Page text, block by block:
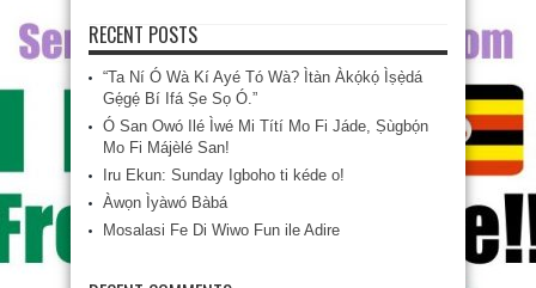
RECENT POSTS
“Ta Ní Ó Wà Kí Ayé Tó Wà? Ìtàn Àkọ́kọ́ Ìṣẹ̀dá
Gẹ́gẹ́ Bí Ifá Ṣe Sọ Ó.”
Ó San Owó Ilé Ìwé Mi Títí Mo Fi Jáde, Ṣùgbọ́n
Mo Fi Májèlé San!
Iru Ekun: Sunday Igboho ti kéde o!
Àwọn Ìyàwó Bàbá
Mosalasi Fe Di Wiwo Fun ile Adire